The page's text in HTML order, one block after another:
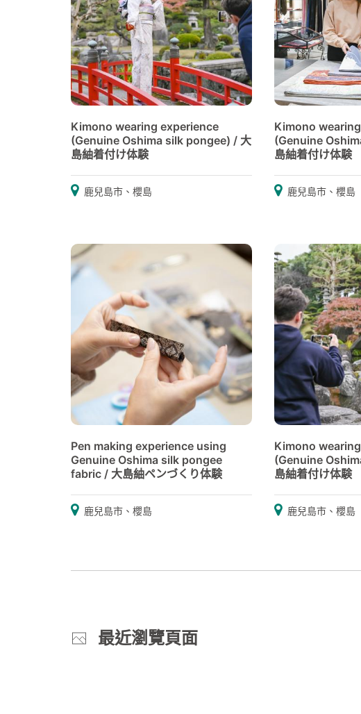
Kimono wearing experience
(Genuine Oshima silk pongee) / 大
島紬着付け体験
鹿兒島市、櫻島
Kimono
(Genuine
島紬着付け体験
鹿兒島市、櫻島
Pen making experience using
Genuine Oshima silk pongee
fabric / 大島紬ペンづくり体験
鹿兒島市、櫻島
Kimono
(Genuine
島紬着付け体験
鹿兒島市、櫻島
最近瀏覽頁面